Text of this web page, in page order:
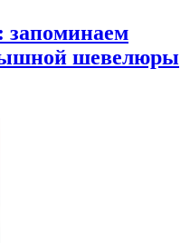
шевелюры